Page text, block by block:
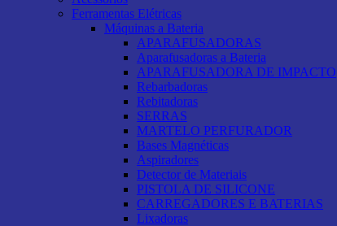
Ferramentas Elétricas
Máquinas a Bateria
APARAFUSADORAS
Aparafusadoras a Bateria
APARAFUSADORA DE IMPACTO
Rebarbadoras
Rebitadoras
SERRAS
MARTELO PERFURADOR
Bases Magnéticas
Aspiradores
Detector de Materiais
PISTOLA DE SILICONE
CARREGADORES E BATERIAS
Lixadoras